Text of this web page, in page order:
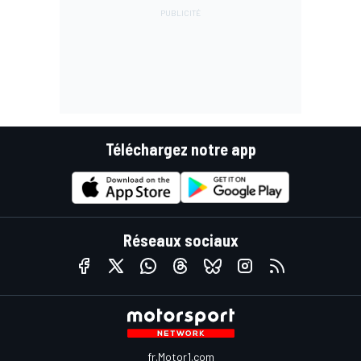
Téléchargez notre app
Réseaux sociaux
fr.Motor1.com